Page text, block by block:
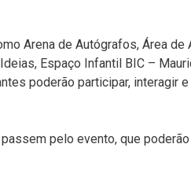
Arena de Autógrafos, Área de
Espaço Infantil BIC –
poderão participar, interagir
pelo evento, que